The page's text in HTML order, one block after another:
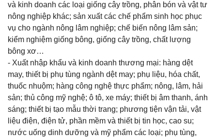
và kinh doanh các loại giống cây trồng, phân bón và vật tư
nông nghiệp khác; sản xuất các chế phẩm sinh học phục
vụ cho ngành nông lâm nghiệp; chế biến nông lâm sản;
kiểm nghiệm giống bông, giống cây trồng, chất lượng
bông xơ…
- Xuất nhập khẩu và kinh doanh thương mại: hàng dệt
may, thiết bị phụ tùng ngành dệt may; phụ liệu, hóa chất,
thuốc nhuộm; hàng công nghệ thực phẩm; nông, lâm, hải
sản; thủ công mỹ nghệ; ô tô, xe máy; thiết bị âm thanh, ánh
sáng; thiết bị tạo mẫu thời trang; phương tiện vận tải, vật
liệu điện, điện tử, phần mềm và thiết bị tin học, cao su;
nước uống dinh dưỡng và mỹ phẩm các loại; phụ tùng,